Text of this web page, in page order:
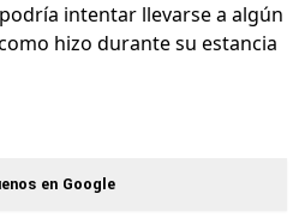
intentar llevarse a algún
hizo durante su estancia
en Google